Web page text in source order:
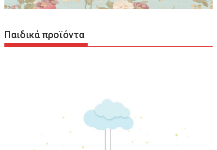
Παιδικά προϊόντα